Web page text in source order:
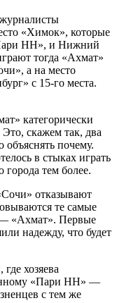
«Химок», которые
НН», и Нижний
тогда «Ахмат»
а на место
с 15-го места.
категорически
Это, скажем так, два
почему.
в стыках играть
города тем более.
отказывают
те самые
«Ахмат». Первые
надежду, что будет
хозяева
«Пари НН» —
с тем же